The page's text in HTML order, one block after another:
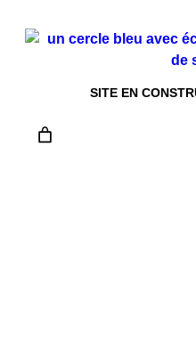
SITE EN